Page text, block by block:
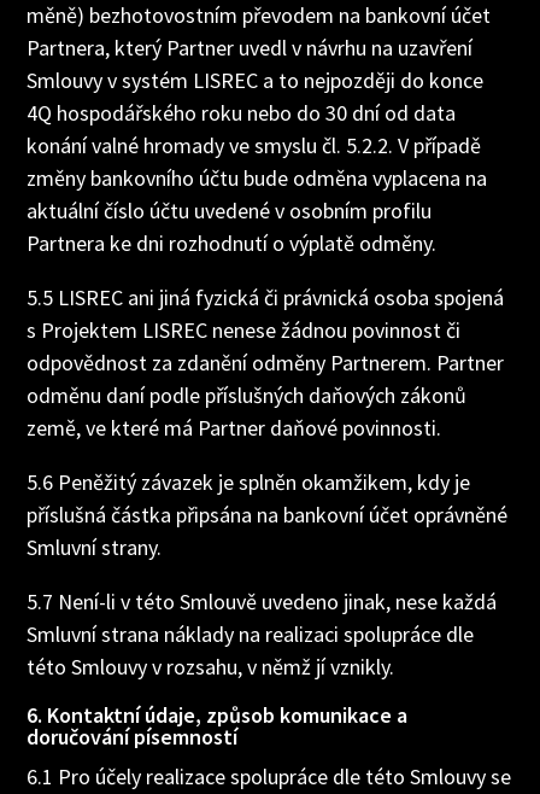
měně) bezhotovostním převodem na bankovní účet
Partnera, který Partner uvedl v návrhu na uzavření
Smlouvy v systém LISREC a to nejpozději do konce
4Q hospodářského roku nebo do 30 dní od data
konání valné hromady ve smyslu čl. 5.2.2. V případě
změny bankovního účtu bude odměna vyplacena na
aktuální číslo účtu uvedené v osobním profilu
Partnera ke dni rozhodnutí o výplatě odměny.
5.5 LISREC ani jiná fyzická či právnická osoba spojená
s Projektem LISREC nenese žádnou povinnost či
odpovědnost za zdanění odměny Partnerem. Partner
odměnu daní podle příslušných daňových zákonů
země, ve které má Partner daňové povinnosti.
5.6 Peněžitý závazek je splněn okamžikem, kdy je
příslušná částka připsána na bankovní účet oprávněné
Smluvní strany.
5.7 Není-li v této Smlouvě uvedeno jinak, nese každá
Smluvní strana náklady na realizaci spolupráce dle
této Smlouvy v rozsahu, v němž jí vznikly.
6. Kontaktní údaje, způsob komunikace a
doručování písemností
6.1 Pro účely realizace spolupráce dle této Smlouvy se